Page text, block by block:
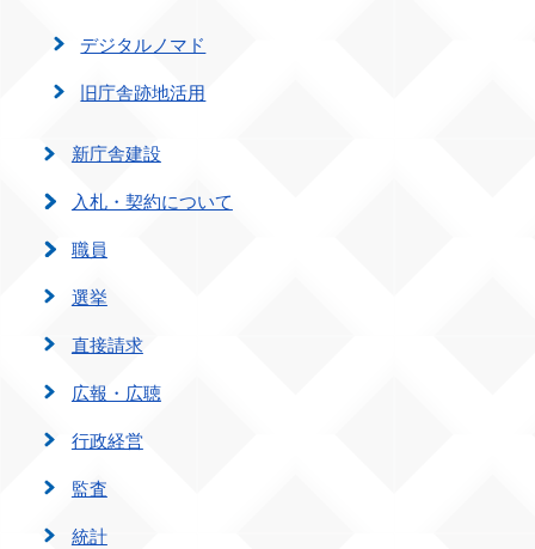
デジタルノマド
旧庁舎跡地活用
新庁舎建設
入札・契約について
職員
選挙
直接請求
広報・広聴
行政経営
監査
統計